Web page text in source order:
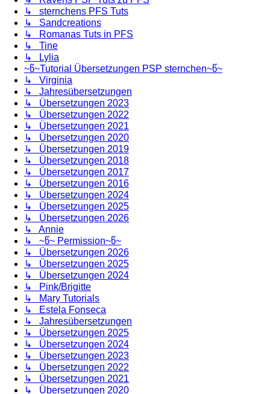
↳ sternchens PFS Tuts
↳ Sandcreations
↳ Romanas Tuts in PFS
↳ Tine
↳ Lylia
~წ~Tutorial Übersetzungen PSP sternchen~წ~
↳ Virginia
↳ Jahresübersetzungen
↳ Übersetzungen 2023
↳ Übersetzungen 2022
↳ Übersetzungen 2021
↳ Übersetzungen 2020
↳ Übersetzungen 2019
↳ Übersetzungen 2018
↳ Übersetzungen 2017
↳ Übersetzungen 2016
↳ Übersetzungen 2024
↳ Übersetzungen 2025
↳ Übersetzungen 2026
↳ Annie
↳ ~წ~ Permission~წ~
↳ Übersetzungen 2026
↳ Übersetzungen 2025
↳ Übersetzungen 2024
↳ Pink/Brigitte
↳ Mary Tutorials
↳ Estela Fonseca
↳ Jahresübersetzungen
↳ Übersetzungen 2025
↳ Übersetzungen 2024
↳ Übersetzungen 2023
↳ Übersetzungen 2022
↳ Übersetzungen 2021
↳ Übersetzungen 2020